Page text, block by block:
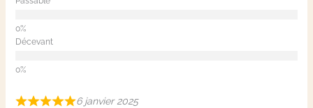
Décevant
6 janvier 2025